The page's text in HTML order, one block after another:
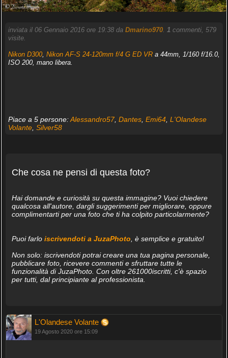
inviata il 06 Gennaio 2016 ore 19:38 da Dmarino970. 1 commenti, 579
visite.
Nikon D300, Nikon AF-S 24-120mm f/4 G ED VRa 44mm, 1/160 f/16.0,
ISO 200, mano libera.
Piace a 5 persone:Alessandro57, Dantes, Emi64, L'Olandese
Volante, Silver58
Che cosa ne pensi di questa foto?
Hai domande e curiosità su questa immagine? Vuoi chiedere
qualcosa all'autore, dargli suggerimenti per migliorare, oppure
complimentarti per una foto che ti ha colpito particolarmente?
Puoi farlo iscrivendoti a JuzaPhoto , è semplice e gratuito!
Non solo: iscrivendoti potrai creare una tua pagina personale,
pubblicare foto, ricevere commenti e sfruttare tutte le
funzionalità di JuzaPhoto. Con oltre 261000iscritti, c'è spazio
per tutti, dal principiante al professionista.
L'Olandese Volante
19 Agosto 2020 ore 15:09